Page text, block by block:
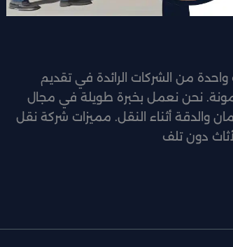
من الشركات الرائدة في تقديم
نحن نعمل بخبرة طويلة في مجال
والدقة أثناء النقل. مميزات شركة نقل
دون تلف